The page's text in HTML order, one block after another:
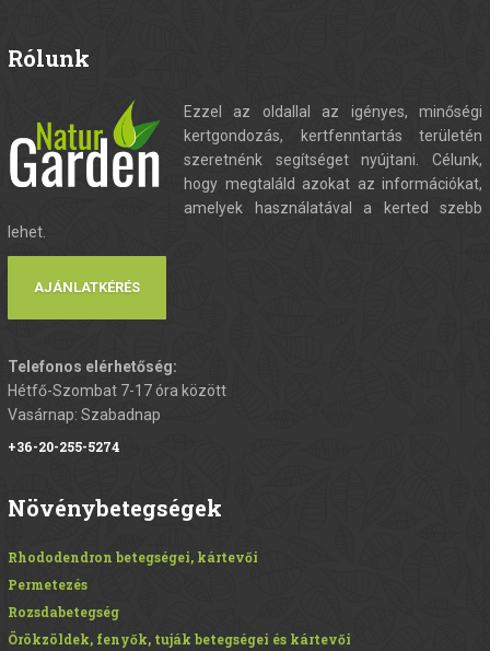
Rólunk
Ezzel az oldallal az igényes, minőségi
kertgondozás, kertfenntartás területén
szeretnénk segítséget nyújtani. Célunk,
hogy megtaláld azokat az információkat,
amelyek használatával a kerted szebb
lehet.
AJÁNLATKÉRÉS
Telefonos elérhetőség:
Hétfő-Szombat 7-17 óra között
Vasárnap: Szabadnap
+36-20-255-5274
Növénybetegségek
Rhododendron betegségei, kártevői
Permetezés
Rozsdabetegség
Örökzöldek, fenyők, tuják betegségei és kártevői